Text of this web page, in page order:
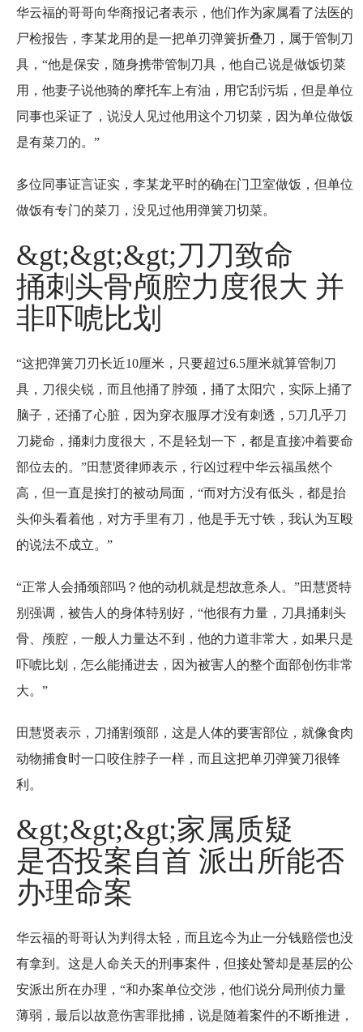
华云福的哥哥向华商报记者表示，他们作为家属看了法医的
尸检报告，李某龙用的是一把单刃弹簧折叠刀，属于管制刀
具，“他是保安，随身携带管制刀具，他自己说是做饭切菜
用，他妻子说他骑的摩托车上有油，用它刮污垢，但是单位
同事也采证了，说没人见过他用这个刀切菜，因为单位做饭
是有菜刀的。”
多位同事证言证实，李某龙平时的确在门卫室做饭，但单位
做饭有专门的菜刀，没见过他用弹簧刀切菜。
&gt;&gt;&gt;刀刀致命
捅刺头骨颅腔力度很大 并
非吓唬比划
“这把弹簧刀刃长近10厘米，只要超过6.5厘米就算管制刀
具，刀很尖锐，而且他捅了脖颈，捅了太阳穴，实际上捅了
脑子，还捅了心脏，因为穿衣服厚才没有刺透，5刀几乎刀
刀毙命，捅刺力度很大，不是轻划一下，都是直接冲着要命
部位去的。”田慧贤律师表示，行凶过程中华云福虽然个
高，但一直是挨打的被动局面，“而对方没有低头，都是抬
头仰头看着他，对方手里有刀，他是手无寸铁，我认为互殴
的说法不成立。”
“正常人会捅颈部吗？他的动机就是想故意杀人。”田慧贤特
别强调，被告人的身体特别好，“他很有力量，刀具捅刺头
骨、颅腔，一般人力量达不到，他的力道非常大，如果只是
吓唬比划，怎么能捅进去，因为被害人的整个面部创伤非常
大。”
田慧贤表示，刀捅割颈部，这是人体的要害部位，就像食肉
动物捕食时一口咬住脖子一样，而且这把单刃弹簧刀很锋
利。
&gt;&gt;&gt;家属质疑
是否投案自首 派出所能否
办理命案
华云福的哥哥认为判得太轻，而且迄今为止一分钱赔偿也没
有拿到。这是人命关天的刑事案件，但接处警却是基层的公
安派出所在办理，“和办案单位交涉，他们说分局刑侦力量
薄弱，最后以故意伤害罪批捕，说是随着案件的不断推进，